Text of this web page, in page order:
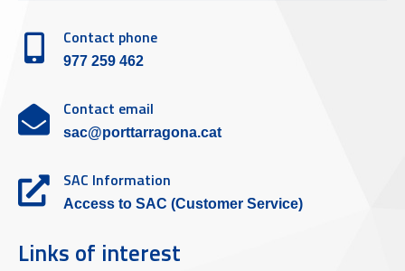
Contact phone
977 259 462
Contact email
sac@porttarragona.cat
SAC Information
Access to SAC (Customer Service)
Links of interest